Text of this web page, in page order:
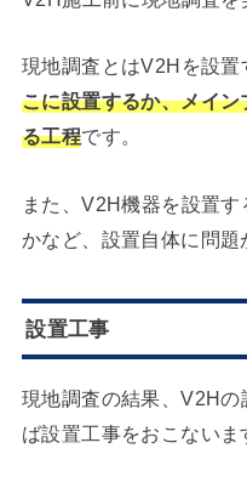
現地調査とはV2Hを設置
こに設置するか、メイ
る工程です。
また、V2H機器を設置
かなど、設置自体に問題
設置工事
現地調査の結果、V2H
ば設置工事をおこないま